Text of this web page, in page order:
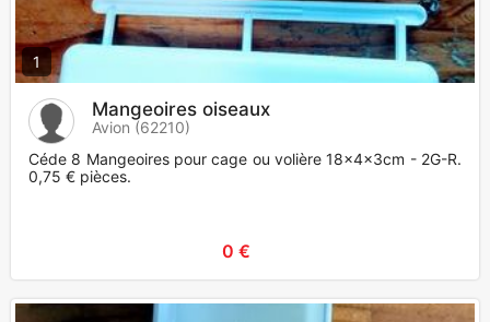
1
Mangeoires oiseaux
Avion (62210)
Céde 8 Mangeoires pour cage ou volière 18x4x3cm - 2G-R.
0,75 € pièces.
0 €